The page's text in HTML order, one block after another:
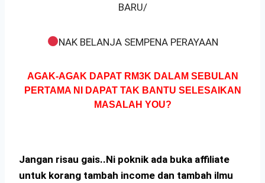
BARU/
NAK BELANJA SEMPENA PERAYAAN
AGAK-AGAK DAPAT RM3K DALAM SEBULAN
PERTAMA NI DAPAT TAK BANTU SELESAIKAN
MASALAH YOU?
Jangan risau gais..Ni poknik ada buka affiliate
untuk korang tambah income dan tambah ilmu